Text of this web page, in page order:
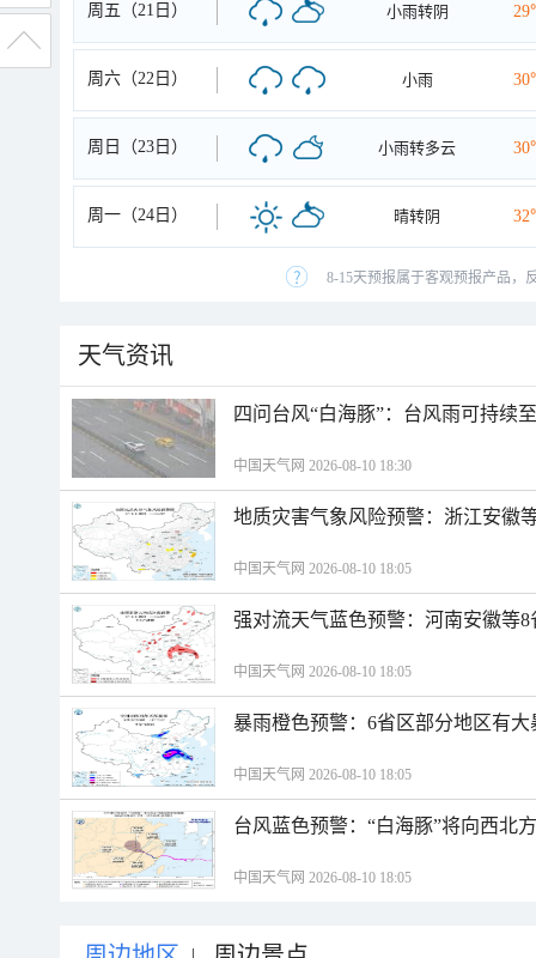
周五（21日） 小雨转阴
周六（22日） 小雨
周日（23日） 小雨转多云
周一（24日） 晴转阴
8-15天预报属于客观预报产品，
天气资讯
四问台风“白海豚”：台风雨可持续
中国天气网 2026-08-10 18:30
地质灾害气象风险预警：浙江安徽
中国天气网 2026-08-10 18:05
强对流天气蓝色预警：河南安徽等
中国天气网 2026-08-10 18:05
暴雨橙色预警：6省区部分地区有
中国天气网 2026-08-10 18:05
台风蓝色预警：“白海豚”将向西北
中国天气网 2026-08-10 18:05